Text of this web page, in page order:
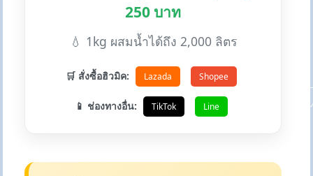
250 บาท
💧 1kg ผสมน้ำได้ถึง 2,000 ลิตร
🛒 สั่งซื้อฮิวมิค: Lazada Shopee
📱 ช่องทางอื่น: TikTok Line